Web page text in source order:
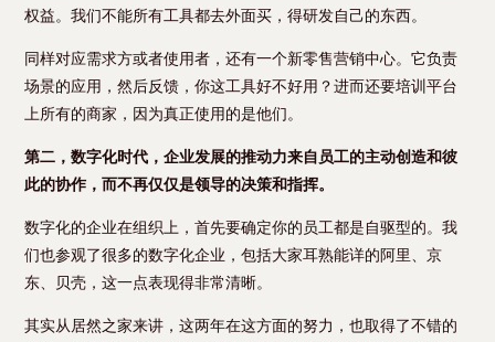
权益。我们不能所有工具都去外面买，得研发自己的东西。
同样对应需求方或者使用者，还有一个新零售营销中心。它负责
场景的应用，然后反馈，你这工具好不好用？进而还要培训平台
上所有的商家，因为真正使用的是他们。
第二，数字化时代，企业发展的推动力来自员工的主动创造和彼
此的协作，而不再仅仅是领导的决策和指挥。
数字化的企业在组织上，首先要确定你的员工都是自驱型的。我
们也参观了很多的数字化企业，包括大家耳熟能详的阿里、京
东、贝壳，这一点表现得非常清晰。
其实从居然之家来讲，这两年在这方面的努力，也取得了不错的